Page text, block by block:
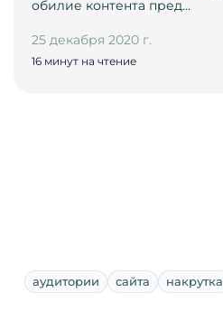
обилие контента пред…
25 декабря 2020 г.
16 минут на чтение
аудитории сайта накрутка